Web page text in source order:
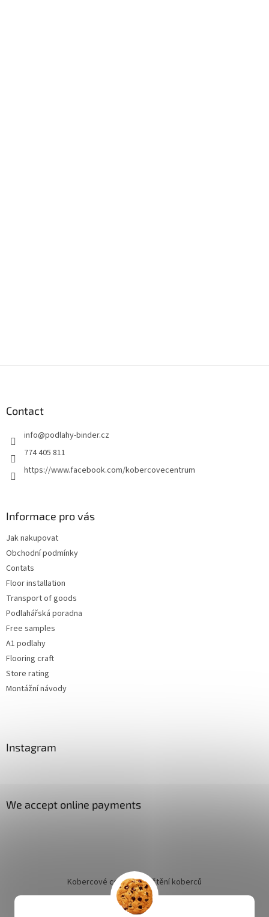
Contact
info@podlahy-binder.cz
774 405 811
https://www.facebook.com/kobercovecentrum
Informace pro vás
Jak nakupovat
Obchodní podmínky
Contats
Floor installation
Transport of goods
Podlahářská poradna
Free samples
A1 podlahy
Flooring craft
Store rating
Montážní návody
Instagram
We accept online payments
Kobercové centrum Čištění koberců
Jak objednat instalaci